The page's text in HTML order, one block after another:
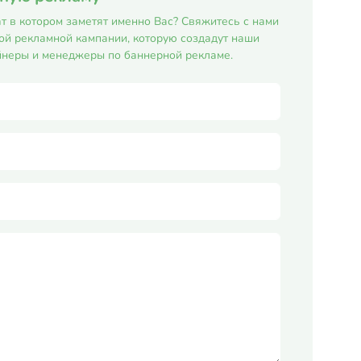
в котором заметят именно Вас? Свяжитесь с нами
рекламной кампании, которую создадут наши
и менеджеры по баннерной рекламе.